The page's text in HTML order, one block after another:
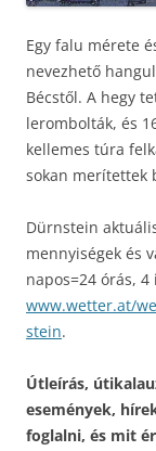
Egy falu mérete
nevezhető
Bécstől. A hegy
lerombolták, és
kellemes túra
sokan merítettek
Dürnstein
mennyiségek és
napos=24 órás,
www.wetter.at/
stein.
Útleírás,
események,
foglalni, és mit